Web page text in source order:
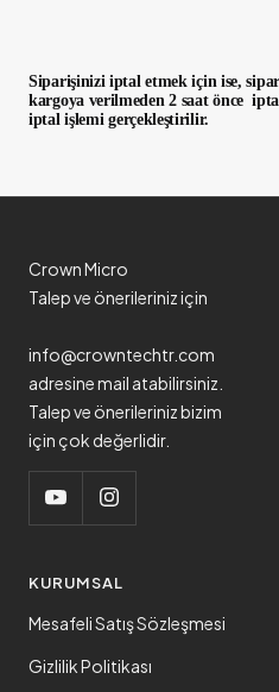
Siparişinizi iptal etmek için ise,
kargoya verilmeden 2 saat önce
iptal işlemi gerçekleştirilir.
Crown Micro
Talep ve önerileriniz için
info@crowntechtr.com
adresine mail atabilirsiniz.
Talep ve önerileriniz bizim
için çok değerlidir.
KURUMSAL
Mesafeli Satış Sözleşmesi
Gizlilik Politikası